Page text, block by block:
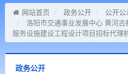
网站首页
政务公开
公开公
洛阳市交通事业发展中心 黄河古
服务设施建设工程设计项目招标代理
政务公开